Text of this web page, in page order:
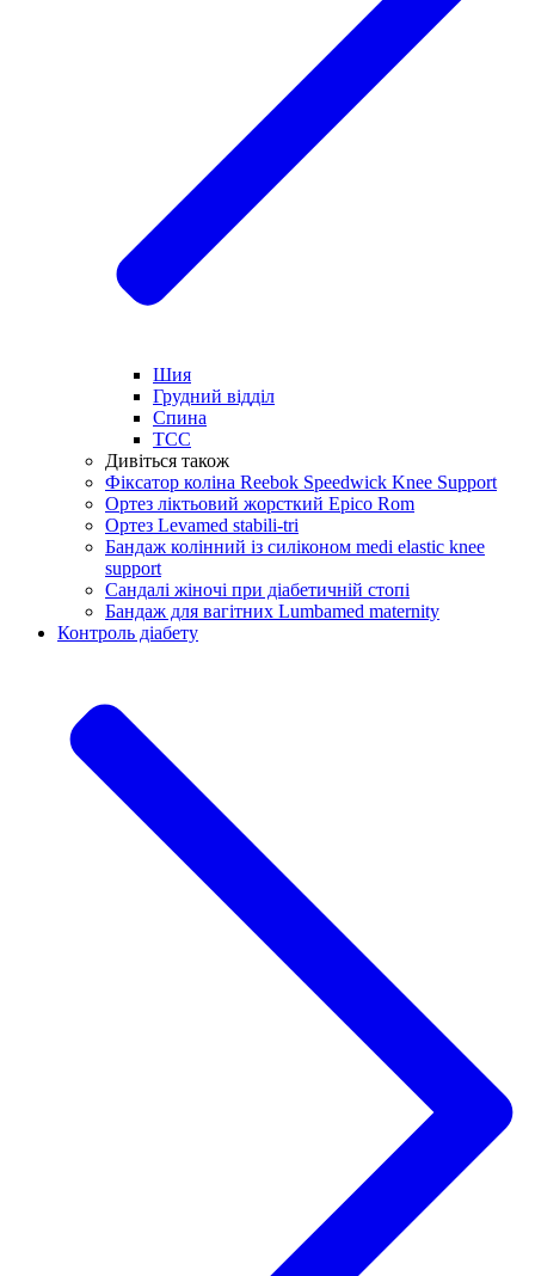
Шия
Грудний відділ
Спина
ТСС
Дивіться також
Фіксатор коліна Reebok Speedwick Knee Support
Ортез ліктьовий жорсткий Epico Rom
Ортез Levamed stabili-tri
Бандаж колінний із силіконом medi elastic knee
support
Сандалі жіночі при діабетичній стопі
Бандаж для вагітних Lumbamed maternity
Контроль діабету